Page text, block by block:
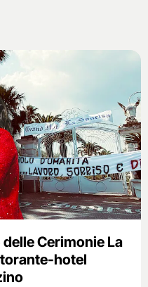
Cerimonie La
hotel